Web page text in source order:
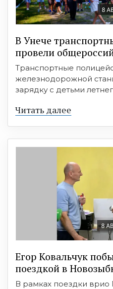
8
В Унече
провели
Транспортные
железнодорожной
зарядку с детьми
Читать далее
8
Егор Ковальчук
поездкой в
В рамках поездки врио